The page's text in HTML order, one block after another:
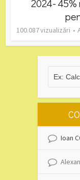
2024-
100.087 vizualizări
Ioan